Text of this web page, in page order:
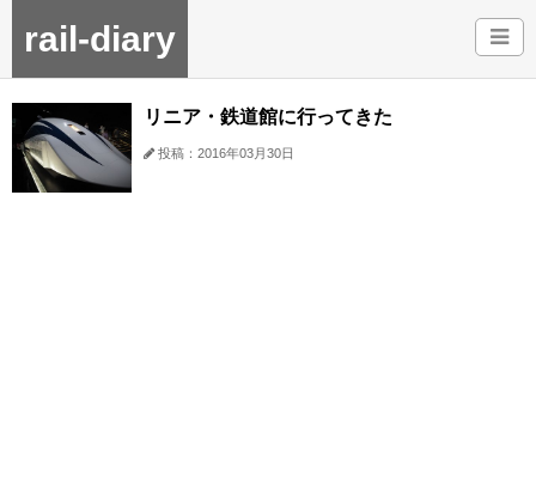
rail-diary
リニア・鉄道館に行ってきた
投稿：2016年03月30日